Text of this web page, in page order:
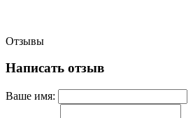
Отзывы
Написать отзыв
Ваше имя: